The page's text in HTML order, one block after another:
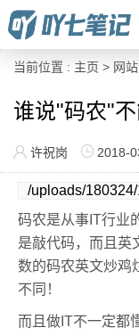
当前位置 : 主页 > 网
谁说"码农"
许祝岗 2018-
/uploads/
码农是从事IT行业
是敲代码，而且英
数的码农英文炒鸡
不同！
而且做IT不一定都